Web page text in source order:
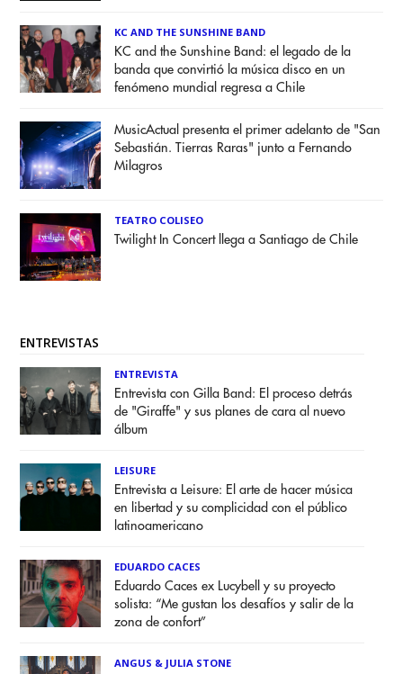
KC AND THE SUNSHINE BAND
KC and the Sunshine Band: el legado de la
banda que convirtió la música disco en un
fenómeno mundial regresa a Chile
MusicActual presenta el primer adelanto de "San
Sebastián. Tierras Raras" junto a Fernando
Milagros
TEATRO COLISEO
Twilight In Concert llega a Santiago de Chile
ENTREVISTAS
ENTREVISTA
Entrevista con Gilla Band: El proceso detrás
de "Giraffe" y sus planes de cara al nuevo
álbum
LEISURE
Entrevista a Leisure: El arte de hacer música
en libertad y su complicidad con el público
latinoamericano
EDUARDO CACES
Eduardo Caces ex Lucybell y su proyecto
solista: “Me gustan los desafíos y salir de la
zona de confort”
ANGUS & JULIA STONE